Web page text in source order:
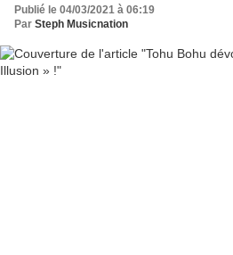
Publié le 04/03/2021 à 06:19
Par Steph Musicnation